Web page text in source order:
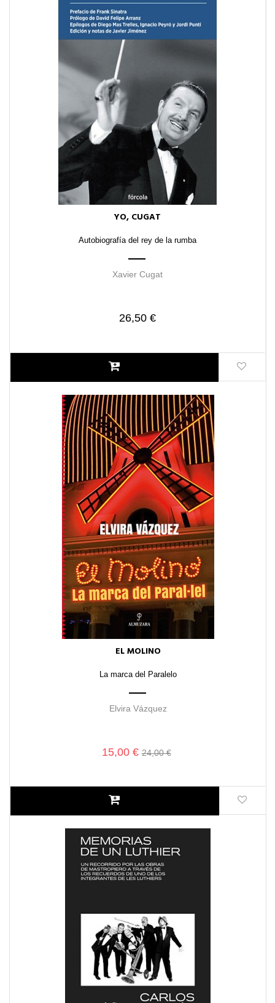
YO, CUGAT
Autobiografía del rey de la rumba
Xavier Cugat
26,50 €
EL MOLINO
La marca del Paralelo
Elvira Vázquez
15,00 €24,00 €